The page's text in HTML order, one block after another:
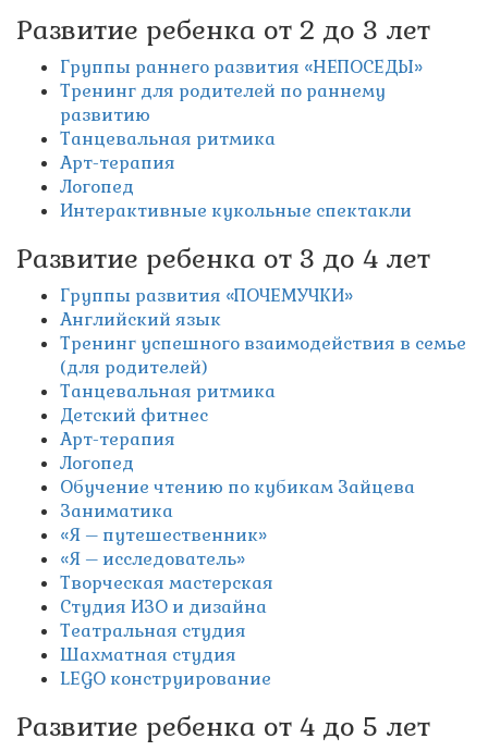
Развитие ребенка от 2 до 3 лет
Группы раннего развития «НЕПОСЕДЫ»
Тренинг для родителей по раннему
развитию
Танцевальная ритмика
Арт-терапия
Логопед
Интерактивные кукольные спектакли
Развитие ребенка от 3 до 4 лет
Группы развития «ПОЧЕМУЧКИ»
Английский язык
Тренинг успешного взаимодействия в семье
(для родителей)
Танцевальная ритмика
Детский фитнес
Арт-терапия
Логопед
Обучение чтению по кубикам Зайцева
Заниматика
«Я – путешественник»
«Я – исследователь»
Творческая мастерская
Студия ИЗО и дизайна
Театральная студия
Шахматная студия
LEGO конструирование
Развитие ребенка от 4 до 5 лет